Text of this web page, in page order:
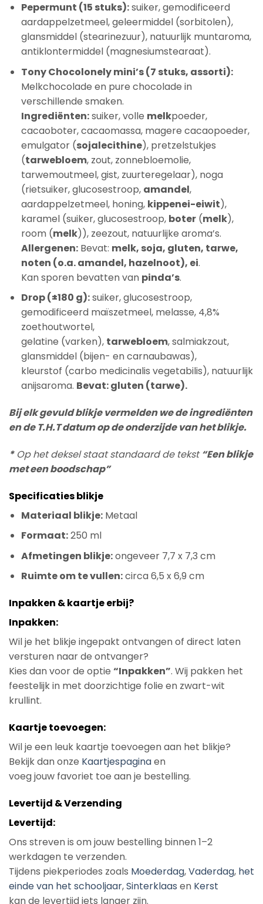
Pepermunt (15 stuks):suiker, gemodificeerd
aardappelzetmeel, geleermiddel (sorbitolen),
glansmiddel (stearinezuur), natuurlijk muntaroma,
antiklontermiddel (magnesiumstearaat).
Tony Chocolonely mini’s (7 stuks, assorti):
Melkchocolade en pure chocolade in
verschillende smaken.
Ingrediënten:suiker, volle melkpoeder,
cacaoboter, cacaomassa, magere cacaopoeder,
emulgator (sojalecithine), pretzelstukjes
(tarwebloem, zout, zonnebloemolie,
tarwemoutmeel, gist, zuurteregelaar), noga
(rietsuiker, glucosestroop, amandel,
aardappelzetmeel, honing, kippenei-eiwit),
karamel (suiker, glucosestroop, boter(melk),
room (melk)), zeezout, natuurlijke aroma’s.
Allergenen:Bevat: melk, soja, gluten, tarwe,
noten (o.a. amandel, hazelnoot), ei.
Kan sporen bevatten van pinda’s.
Drop (±180 g):suiker, glucosestroop,
gemodificeerd maïszetmeel, melasse, 4,8%
zoethoutwortel,
gelatine (varken), tarwebloem, salmiakzout,
glansmiddel (bijen- en carnaubawas),
kleurstof (carbo medicinalis vegetabilis), natuurlijk
anijsaroma. Bevat: gluten (tarwe).
Bij elk gevuld blikje vermelden we de ingrediënten
en de T.H.T datum op de onderzijde van het blikje.
*Op het deksel staat standaard de tekst“Een blikje
met een boodschap”
Specificaties blikje
Materiaal blikje:Metaal
Formaat:250 ml
Afmetingen blikje:ongeveer 7,7 x 7,3 cm
Ruimte om te vullen:circa 6,5 x 6,9 cm
Inpakken & kaartje erbij?
Inpakken:
Wil je het blikje ingepakt ontvangen of direct laten
versturen naar de ontvanger?
Kies dan voor de optie “Inpakken”. Wij pakken het
feestelijk in met doorzichtige folie en zwart-wit
krullint.
Kaartje toevoegen:
Wil je een leuk kaartje toevoegen aan het blikje?
Bekijk dan onze Kaartjespaginaen
voeg jouw favoriet toe aan je bestelling.
Levertijd & Verzending
Levertijd:
Ons streven is om jouw bestelling binnen 1–2
werkdagen te verzenden.
Tijdens piekperiodes zoals Moederdag,Vaderdag, het
einde van het schooljaar,Sinterklaas en Kerst
kan de levertijd iets langer zijn.